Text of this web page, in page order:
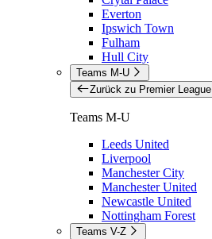
Everton
Ipswich Town
Fulham
Hull City
Teams M-U
Zurück zu Premier League
Teams M-U
Leeds United
Liverpool
Manchester City
Manchester United
Newcastle United
Nottingham Forest
Teams V-Z